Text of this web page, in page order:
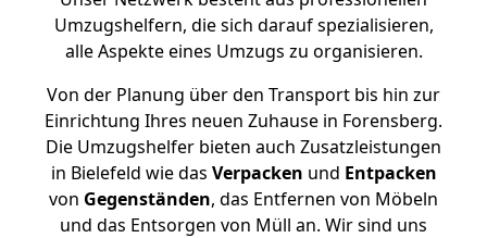
Umzugshelfern, die sich darauf spezialisieren,
alle Aspekte eines Umzugs zu organisieren.
Von der Planung über den Transport bis hin zur
Einrichtung Ihres neuen Zuhause in Forensberg.
Die Umzugshelfer bieten auch Zusatzleistungen
in Bielefeld wie das Verpacken und Entpacken
von Gegenständen, das Entfernen von Möbeln
und das Entsorgen von Müll an. Wir sind uns